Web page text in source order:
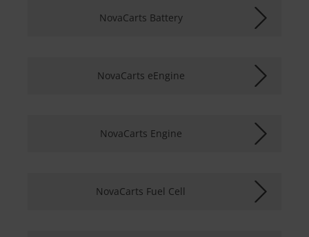
NovaCarts Battery
NovaCarts eEngine
NovaCarts Engine
NovaCarts Fuel Cell